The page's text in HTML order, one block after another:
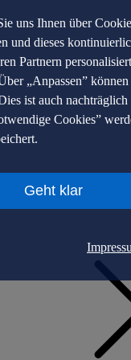
uns Ihnen über
und dieses
Partnern
„Anpassen” können
ist auch nachträglich
Cookies”
Geht klar